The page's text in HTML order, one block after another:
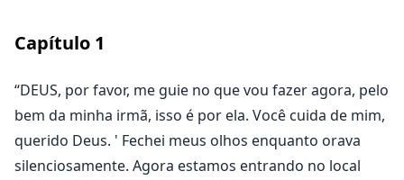
arrependeu.
Será que ela reconhecerá O HOMEM POR TRÁS DA
MÁSCARA?
Capítulo 1
“DEUS, por favor, me guie no que vou fazer agora, pelo
bem da minha irmã, isso é por ela. Você cuida de mim,
querido Deus. ' Fechei meus olhos enquanto orava
silenciosamente. Agora estamos entrando no local